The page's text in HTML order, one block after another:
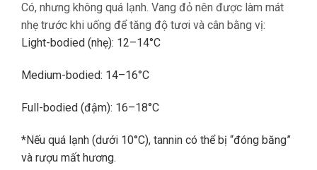
Có, nhưng không quá lạnh. Vang đỏ nên được làm mát
nhẹ trước khi uống để tăng độ tươi và cân bằng vị:
Light-bodied (nhẹ): 12–14°C
Medium-bodied: 14–16°C
Full-bodied (đậm): 16–18°C
*Nếu quá lạnh (dưới 10°C), tannin có thể bị “đóng băng”
và rượu mất hương.